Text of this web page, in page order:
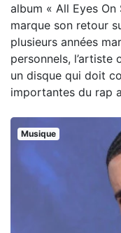
album « All Eyes
marque son retour
plusieurs années
personnels, l’artiste
un disque qui doit
importantes du rap
Musique